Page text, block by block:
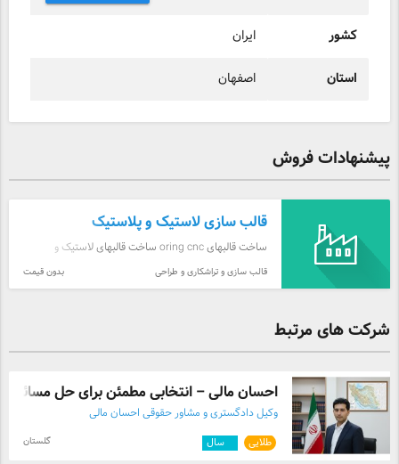
کشور ایران
استان اصفهان
پیشنهادات فروش
قالب سازی لاستیک و پلاستیک
ساخت قالبهای oring cnc ساخت قالبهای لاستیک و
پلاستیک 0311 3876058
قالب سازی و تراشکاری و طراحی بدون قیمت
شرکت های مرتبط
احسان مالی – انتخابی مطمئن برای حل مسائل
وکیل دادگستری و مشاور حقوقی احسان مالی
طلایی سال گلستان